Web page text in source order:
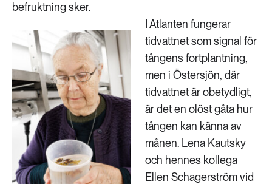
befruktning sker.
I Atlanten fungerar
tidvattnet som signal för
tångens fortplantning,
men i Östersjön, där
tidvattnet är obetydligt,
är det en olöst gåta hur
tången kan känna av
månen. Lena Kautsky
och hennes kollega
Ellen Schagerström vid